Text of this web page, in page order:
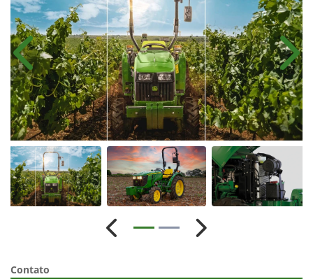
Anterior
Anterior Próximo
Contato